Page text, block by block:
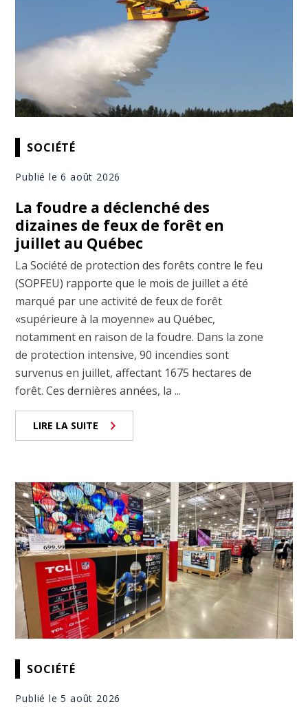
SOCIÉTÉ
Publié le 6 août 2026
La foudre a déclenché des
dizaines de feux de forêt en
juillet au Québec
La Société de protection des forêts contre le feu
(SOPFEU) rapporte que le mois de juillet a été
marqué par une activité de feux de forêt
«supérieure à la moyenne» au Québec,
notamment en raison de la foudre. Dans la zone
de protection intensive, 90 incendies sont
survenus en juillet, affectant 1675 hectares de
forêt. Ces dernières années, la ...
LIRE LA SUITE
SOCIÉTÉ
Publié le 5 août 2026